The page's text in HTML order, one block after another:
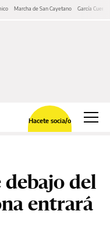
Marcha de San Cayetano García Cuerva
Hacete socia/o
debajo del
entrará